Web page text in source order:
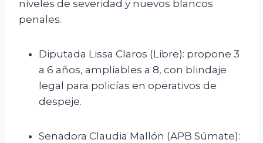
niveles de severidad y nuevos blancos
penales.
Diputada Lissa Claros (Libre): propone 3
a 6 años, ampliables a 8, con blindaje
legal para policías en operativos de
despeje.
Senadora Claudia Mallón (APB Súmate):